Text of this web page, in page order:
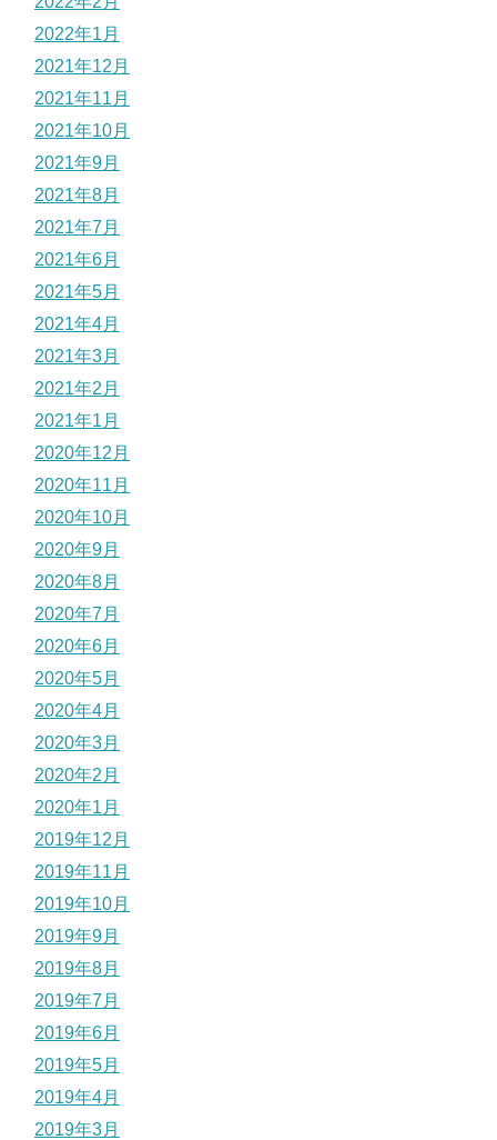
2022年1月
2021年12月
2021年11月
2021年10月
2021年9月
2021年8月
2021年7月
2021年6月
2021年5月
2021年4月
2021年3月
2021年2月
2021年1月
2020年12月
2020年11月
2020年10月
2020年9月
2020年8月
2020年7月
2020年6月
2020年5月
2020年4月
2020年3月
2020年2月
2020年1月
2019年12月
2019年11月
2019年10月
2019年9月
2019年8月
2019年7月
2019年6月
2019年5月
2019年4月
2019年3月